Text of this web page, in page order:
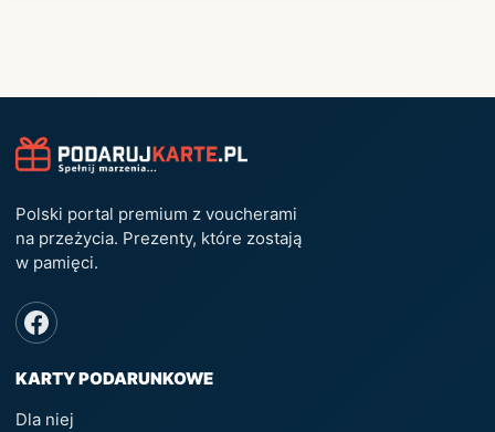
Polski portal premium z voucherami
na przeżycia. Prezenty, które zostają
w pamięci.
KARTY PODARUNKOWE
Dla niej